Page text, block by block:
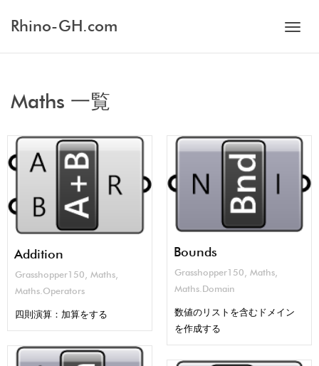
Rhino-GH.com
Maths 一覧
Addition
Grasshopper150 Maths
Maths.Operators
四則演算：加算をする
Bounds
Grasshopper150 Maths
Maths.Domain
数値のリストを含むドメイン
を作成する